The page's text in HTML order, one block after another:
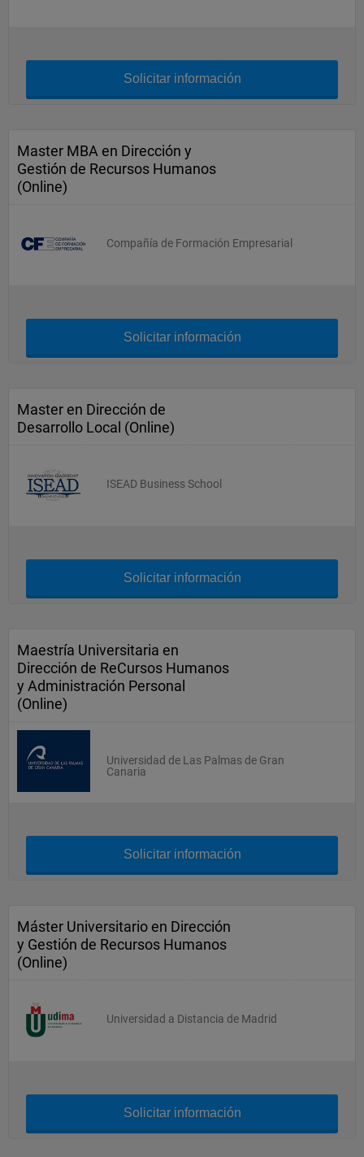
Solicitar información
Master MBA en Dirección y
Gestión de Recursos Humanos
(Online)
Compañía de Formación Empresarial
Solicitar información
Master en Dirección de
Desarrollo Local (Online)
ISEAD Business School
Solicitar información
Maestría Universitaria en
Dirección de ReCursos Humanos
y Administración Personal
(Online)
Universidad de Las Palmas de Gran
Canaria
Solicitar información
Máster Universitario en Dirección
y Gestión de Recursos Humanos
(Online)
Universidad a Distancia de Madrid
Solicitar información